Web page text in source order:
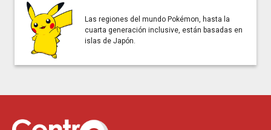
Las regiones del mundo Pokémon, hasta la
cuarta generación inclusive, están basadas en
islas de Japón.